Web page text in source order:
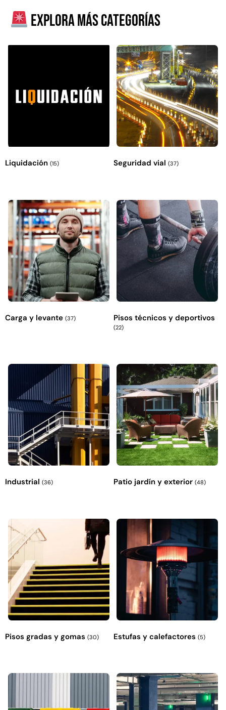
Explora más categorías
Liquidación (15) Seguridad vial (37)
Carga y levante (37) Pisos técnicos y deportivos
(22)
Industrial (36) Patio jardín y exterior (48)
Pisos gradas y gomas (30) Estufas y calefactores (5)
3.5MP
$803.797
Explora más productos